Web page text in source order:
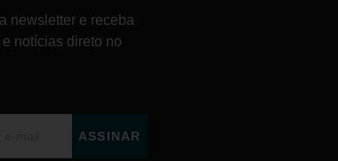
newsletter e receba
notícias direto no
ASSINAR